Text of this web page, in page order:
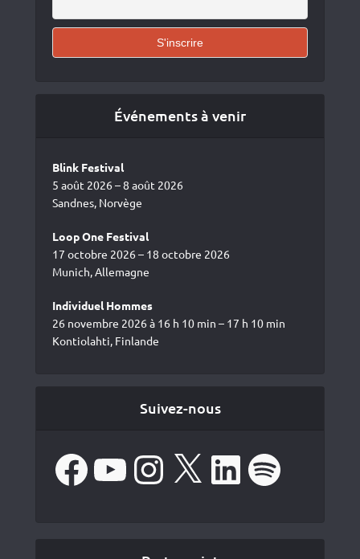
Événements à venir
Blink Festival
5 août 2026 – 8 août 2026
Sandnes, Norvège
Loop One Festival
17 octobre 2026 – 18 octobre 2026
Munich, Allemagne
Individuel Hommes
26 novembre 2026 à 16 h 10 min – 17 h 10 min
Kontiolahti, Finlande
Suivez-nous
FacebookYouTube Instagram LinkedIn Spotify